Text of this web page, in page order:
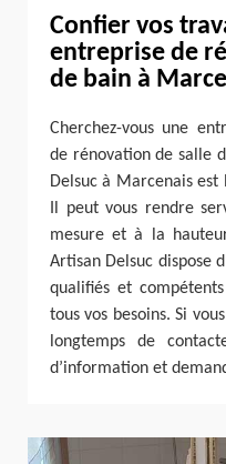
Confier vos
entreprise de
de bain à
Cherchez-vous une
de rénovation de salle
Delsuc à Marcenais
Il peut vous rendre
mesure et à la
Artisan Delsuc dispose
qualifiés et
tous vos besoins. Si
longtemps de
d’information et